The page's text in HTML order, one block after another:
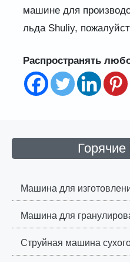
машине для
льда Shuliy,
Распространять
Машина для
Машина для
Струйная машина